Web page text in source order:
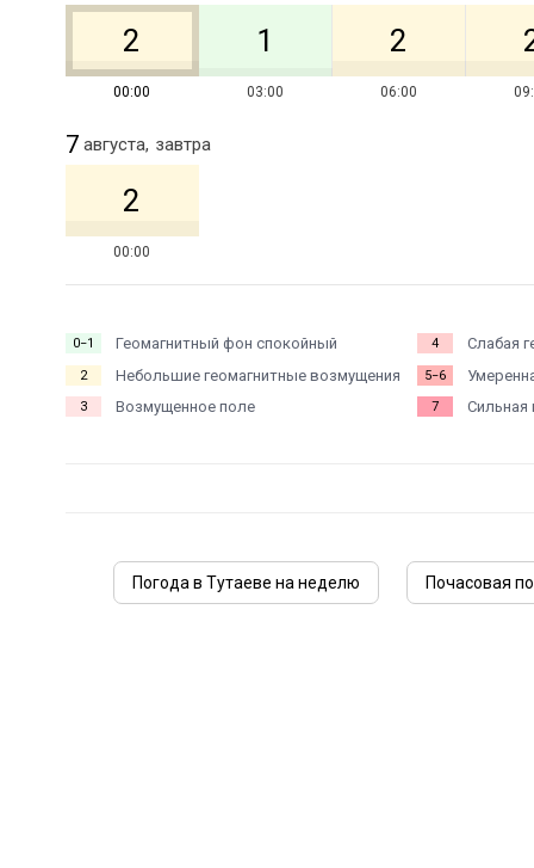
00:00
2
03:00
1
06:00
2
7 августа, завтра
00:00
2
0−1 Геомагнитный фон спокойный
2 Небольшие геомагнитные возмущения
3 Возмущенное поле
4 Слабая
5−6
7 Сильная
Погода в Тутаеве на неделю Почасовая